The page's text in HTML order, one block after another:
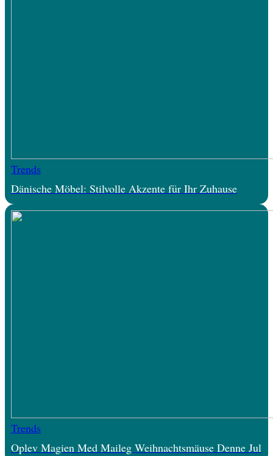
Trends
Dänische Möbel: Stilvolle Akzente für Ihr Zuhause
Trends
Oplev Magien Med Maileg Weihnachtsmäuse Denne Jul